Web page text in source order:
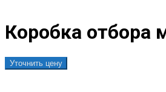
Коробка
Уточнить цену